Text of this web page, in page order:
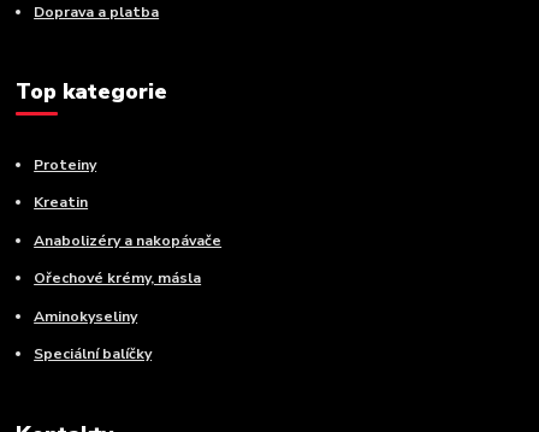
Doprava a platba
Top kategorie
Proteiny
Kreatin
Anabolizéry a nakopávače
Ořechové krémy, másla
Aminokyseliny
Speciální balíčky